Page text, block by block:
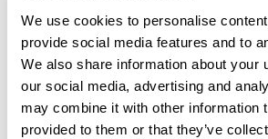
We use cookies to personalise
provide social media features and to
We also share information about your
our social media, advertising and
may combine it with other information
provided to them or that they’ve
Passi lungo il percorso
11 km Col de Chalimont
11 km Col d'Herbouilly